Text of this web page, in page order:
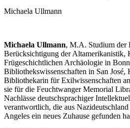
Michaela Ullmann
Michaela Ullmann, M.A. Studium der
Berücksichtigung der Altamerikanistik,
Frügeschichtlichen Archäologie in
Bibliothekswissenschaften in San
Bibliothekarin für Exilwissenschaften
sie für die Feuchtwanger Memorial
Nachlässe deutschsprachiger
verantwortlich, die aus
Angeles ein neues Zuhause gefunden